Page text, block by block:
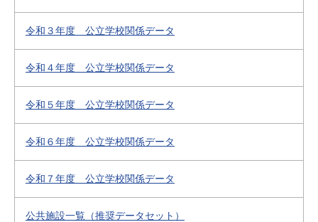
令和３年度 公立学校関係データ
令和４年度 公立学校関係データ
令和５年度 公立学校関係データ
令和６年度 公立学校関係データ
令和７年度 公立学校関係データ
公共施設一覧（推奨データセット）